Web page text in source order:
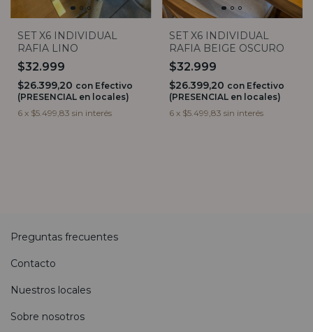
SET X6 INDIVIDUAL
RAFIA LINO
$32.999
$26.399,20 con Efectivo
(PRESENCIAL en locales)
6 x $5.499,83 sin interés
SET X6 INDIVIDUAL
RAFIA BEIGE OSCURO
$32.999
$26.399,20 con Efectivo
(PRESENCIAL en locales)
6 x $5.499,83 sin interés
Preguntas frecuentes
Contacto
Nuestros locales
Sobre nosotros